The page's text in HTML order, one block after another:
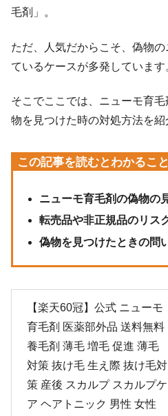
毛剤」。
ただ、人気だからこそ、偽物
ているケースが多発しています
そこでここでは、ニューモ育
物を見つけた時の対処方法を紹
この記事を読むとわかること
ニューモ育毛剤の偽物の
転売品や非正規品のリス
偽物を見つけたときの問
【楽天60冠】公式 ニューモ
育毛剤 医薬部外品 送料無料
養毛剤 薄毛 増毛 促進 薄毛
対策 抜け毛 生え際 抜け毛対
策 産後 スカルプ スカルプケ
ア ヘアトニック 男性 女性